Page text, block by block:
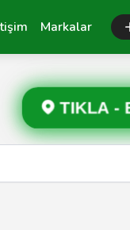
Markalar
TIKLA -